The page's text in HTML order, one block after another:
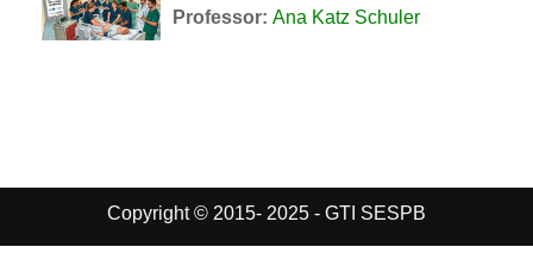
Professor: Ana Katz Schuler
Copyright © 2015- 2025 - GTI SESPB